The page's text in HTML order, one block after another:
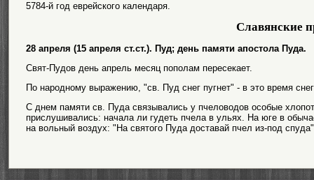
5784-й год еврейского календаря.
Славянские
28 апреля (15 апреля ст.ст.). Пуд; день памяти апостола Пуда.
Свят-Пудов день апрель месяц пополам пересекает.
По народному выражению, "св. Пуд снег пугнет" - в это время
С днем памяти св. Пуда связывались у пчеловодов особые
прислушивались: начала ли гудеть пчела в ульях. На юге в
на вольный воздух: "На святого Пуда доставай пчел из-под